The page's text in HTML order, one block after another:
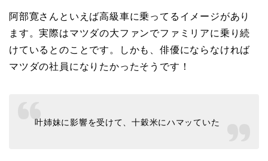
阿部寛さんといえば高級車に乗ってるイメージがあり
ます。実際はマツダの大ファンでファミリアに乗り続
けているとのことです。しかも、俳優にならなければ
マツダの社員になりたかったそうです！
叶姉妹に影響を受けて、十穀米にハマッていた